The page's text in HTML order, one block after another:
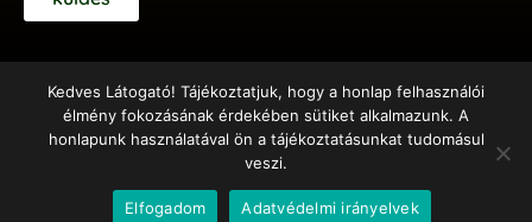
Copyright © 2018 – 2020 Emberöltő Alapítvány – Készítette:
Hernyák Gábor e.v.– Design: Elementor Pro + WordPress
Kedves Látogató! Tájékoztatjuk, hogy a honlap felhasználói
élmény fokozásának érdekében sütiket alkalmazunk. A
honlapunk használatával ön a tájékoztatásunkat tudomásul
veszi.
Elfogadom Adatvédelmi irányelvek